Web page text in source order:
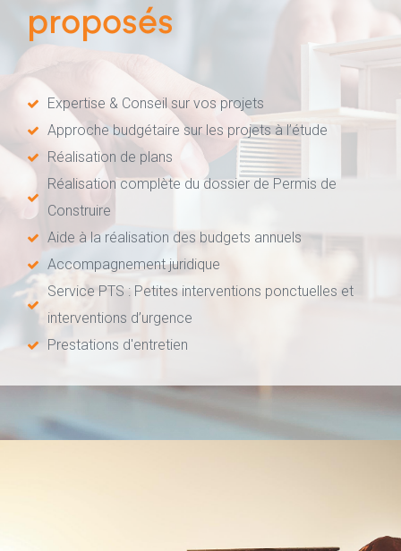
proposés
Expertise & Conseil sur vos projets
Approche budgétaire sur les projets à l’étude
Réalisation de plans
Réalisation complète du dossier de Permis de
Construire
Aide à la réalisation des budgets annuels
Accompagnement juridique
Service PTS : Petites interventions ponctuelles et
interventions d’urgence
Prestations d'entretien